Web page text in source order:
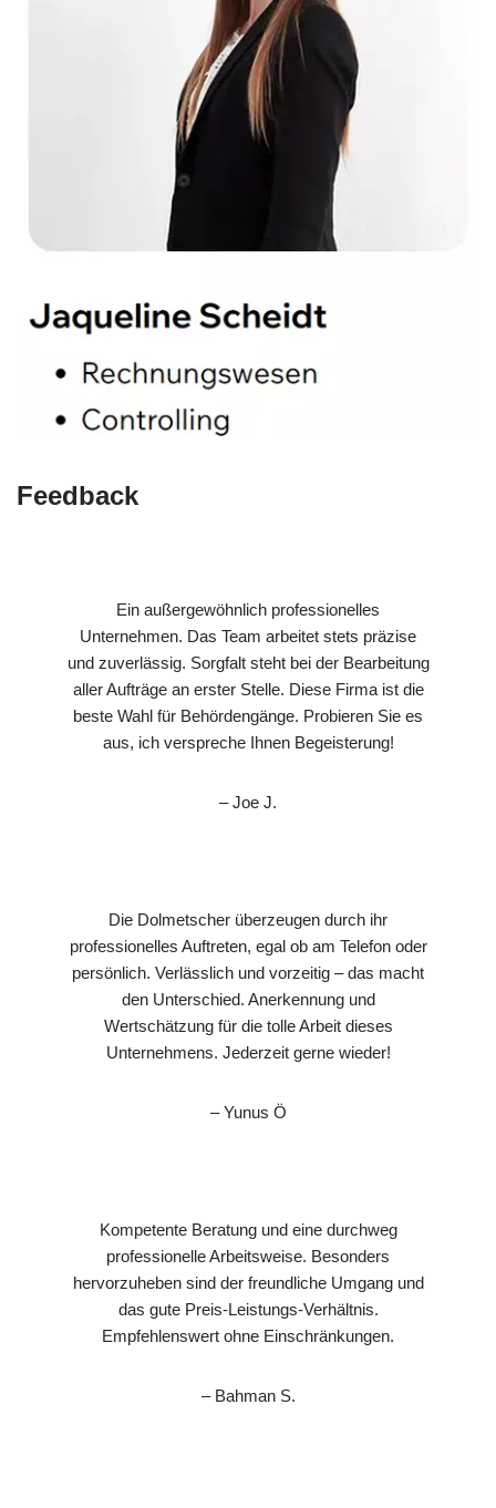
Feedback
Ein außergewöhnlich professionelles
Unternehmen. Das Team arbeitet stets präzise
und zuverlässig. Sorgfalt steht bei der Bearbeitung
aller Aufträge an erster Stelle. Diese Firma ist die
beste Wahl für Behördengänge. Probieren Sie es
aus, ich verspreche Ihnen Begeisterung!
– Joe J.
Die Dolmetscher überzeugen durch ihr
professionelles Auftreten, egal ob am Telefon oder
persönlich. Verlässlich und vorzeitig – das macht
den Unterschied. Anerkennung und
Wertschätzung für die tolle Arbeit dieses
Unternehmens. Jederzeit gerne wieder!
– Yunus Ö
Kompetente Beratung und eine durchweg
professionelle Arbeitsweise. Besonders
hervorzuheben sind der freundliche Umgang und
das gute Preis-Leistungs-Verhältnis.
Empfehlenswert ohne Einschränkungen.
– Bahman S.